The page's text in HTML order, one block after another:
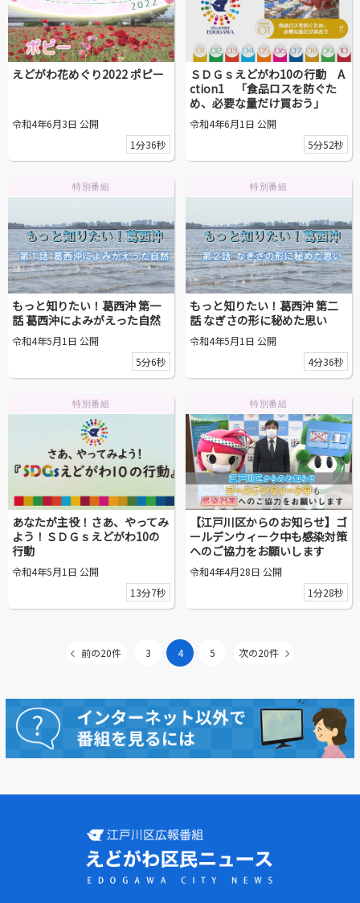
えどがわ花めぐり2022 ポピー
令和4年6月3日 公開
1分36秒
ＳＤＧｓえどがわ10の行動 A
ction1 「食品ロスを防ぐた
め、必要な量だけ買おう」
令和4年6月1日 公開
5分52秒
特別番組
もっと知りたい！葛西沖 第一
話 葛西沖によみがえった自然
令和4年5月1日 公開
5分6秒
特別番組
もっと知りたい！葛西沖 第二
話 なぎさの形に秘めた思い
令和4年5月1日 公開
4分36秒
特別番組
あなたが主役！さあ、やってみ
よう！ＳＤＧｓえどがわ10の
行動
令和4年5月1日 公開
13分7秒
特別番組
【江戸川区からのお知らせ】ゴ
ールデンウィーク中も感染対策
へのご協力をお願いします
令和4年4月28日 公開
1分28秒
前の20件 3 4 5 次の20件